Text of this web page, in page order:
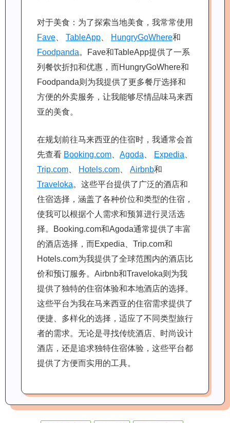
对于美食：为了探索当地美食，我常常使用
Fave、 TableApp、 HungryGoWhere和
Foodpanda。Fave和TableApp提供了一系
列餐饮折扣和优惠，而HungryGoWhere和
Foodpanda则为我提供了更多餐厅选择和
方便的外卖服务，让我能够尽情品味马来西
亚的美食。
在规划前往马来西亚的住宿时，我通常会首
先查看 Booking.com、 Agoda、 Expedia、
Trip.com、 Hotels.com、 Airbnb和
Traveloka。这些平台提供了广泛的酒店和
住宿选择，涵盖了各种价位和类型的住宿，
使我可以根据个人需求和预算进行灵活选
择。Booking.com和Agoda通常提供了丰富
的酒店选择，而Expedia、Trip.com和
Hotels.com为我提供了全球范围内的酒店比
价和预订服务。Airbnb和Traveloka则为我
提供了独特的住宿体验和本地酒店的选择。
这些平台为我在马来西亚的住宿需求提供了
便捷、多样化的选择，适应了不同类型旅行
者的需求。无论是寻找传统酒店、时尚设计
酒店，还是追求独特住宿体验，这些平台都
提供了方便而实用的工具。